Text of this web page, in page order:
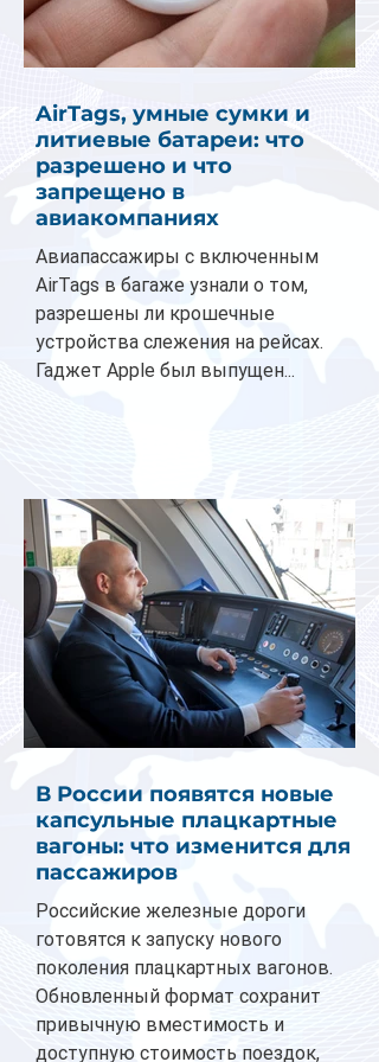
AirTags, умные сумки и
литиевые батареи: что
разрешено и что
запрещено в
авиакомпаниях
Авиапассажиры с включенным
AirTags в багаже узнали о том,
разрешены ли крошечные
устройства слежения на рейсах.
Гаджет Apple был выпущен...
В России появятся новые
капсульные плацкартные
вагоны: что изменится для
пассажиров
Российские железные дороги
готовятся к запуску нового
поколения плацкартных вагонов.
Обновленный формат сохранит
привычную вместимость и
доступную стоимость поездок,